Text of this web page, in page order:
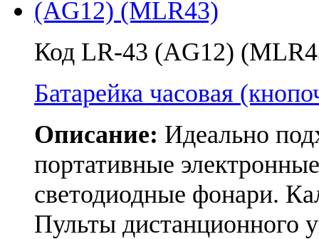
Код LR-43 (AG12)
Батарейка часовая
Описание: Идеально
портативные
светодиодные фонари.
Пульты дистанционного